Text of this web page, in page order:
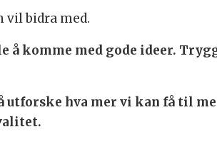
vil bidra med.
å komme med gode ideer.
utforske hva mer vi kan få til